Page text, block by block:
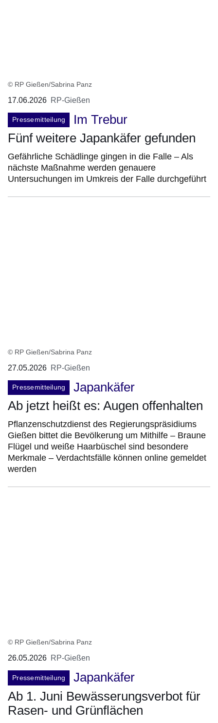
© RP Gießen/Sabrina Panz
17.06.2026 RP-Gießen
Pressemitteilung
Im Trebur
Fünf weitere Japankäfer gefunden
Gefährliche Schädlinge gingen in die Falle – Als
nächste Maßnahme werden genauere
Untersuchungen im Umkreis der Falle durchgeführt
© RP Gießen/Sabrina Panz
27.05.2026 RP-Gießen
Pressemitteilung
Japankäfer
Ab jetzt heißt es: Augen offenhalten
Pflanzenschutzdienst des Regierungspräsidiums
Gießen bittet die Bevölkerung um Mithilfe – Braune
Flügel und weiße Haarbüschel sind besondere
Merkmale – Verdachtsfälle können online gemeldet
werden
© RP Gießen/Sabrina Panz
26.05.2026 RP-Gießen
Pressemitteilung
Japankäfer
Ab 1. Juni Bewässerungsverbot für
Rasen- und Grünflächen